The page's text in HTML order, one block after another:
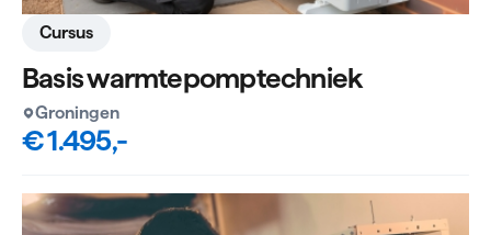
Basis warmtepomptechniek
Cursus
Groningen
€ 1.495,-